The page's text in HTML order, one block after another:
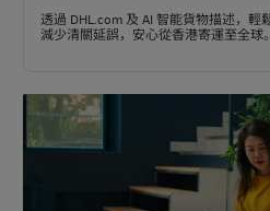
透過 DHL.com 及 AI 智能貨物描述，輕
減少清關延誤，安心從香港寄運至全球。